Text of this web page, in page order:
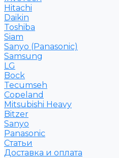
Hitachi
Daikin
Toshiba
Siam
Sanyo (Panasonic)
Samsung
LG
Bock
Tecumseh
Copeland
Mitsubishi Heavy
Bitzer
Sanyo
Рanasonic
Статьи
Доставка и оплата